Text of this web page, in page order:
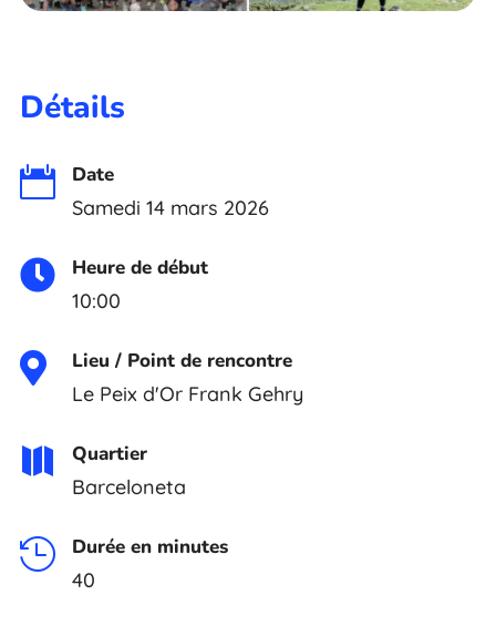
Détails

Date
Samedi 14 mars 2026

Heure de début
10:00

Lieu / Point de rencontre
Le Peix d'Or Frank Gehry

Quartier
Barceloneta

Durée en minutes
40